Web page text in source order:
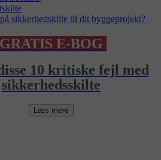
GRATIS E-BOG
10 kritiske fejl med
sikkerhedsskilte
Læs mere